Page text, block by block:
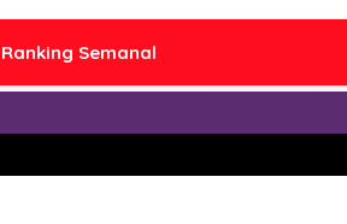
Ranking Semanal